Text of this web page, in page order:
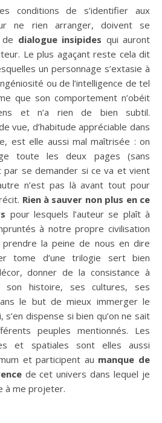
conditions de s’identifier aux
ne rien arranger, doivent se
dialogue insipides qui auront
Le plus agaçant reste cela dit
un personnage s’extasie à
ou de l’intelligence de tel
que son comportement n’obéit
et n’a rien de bien subtil.
vue, d’habitude appréciable dans
est elle aussi mal maîtrisée : on
toute les deux pages (sans
se demander si ce va et vient
n’est pas là avant tout pour
Rien à sauver non plus en ce
pour lesquels l’auteur se plaît à
à notre propre civilisation
la peine de nous en dire
tome d’une trilogie sert bien
donner de la consistance à
son histoire, ses cultures, ses
le but de mieux immerger le
s’en dispense si bien qu’on ne sait
peuples mentionnés. Les
et spatiales sont elles aussi
et participent au manque de
de cet univers dans lequel je
à me projeter.